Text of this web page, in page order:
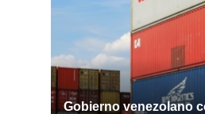
Gobierno venezolano